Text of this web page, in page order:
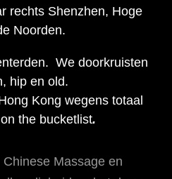
rechts Shenzhen, Hoge
Noorden.
We doorkruisten
hip en old.
Kong wegens totaal
the bucketlist.
Massage en